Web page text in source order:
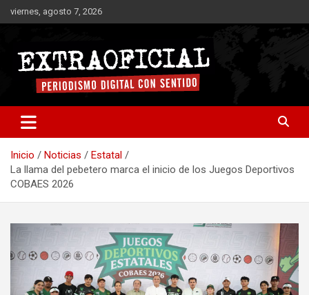
Saltar
al
viernes, agosto 7, 2026
Extraoficial
Inicio Noticias
Estatal
La llama del pebetero marca el inicio de los Juegos Deportivos
COBAES 2026